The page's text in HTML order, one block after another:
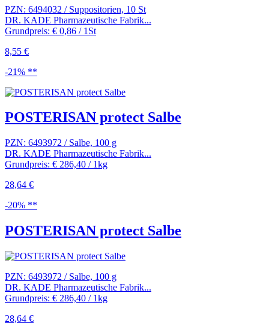
PZN: 6494032 / Suppositorien, 10 St
DR. KADE Pharmazeutische Fabrik...
Grundpreis: € 0,86 / 1St
8,55 €
-21% **
POSTERISAN protect Salbe
PZN: 6493972 / Salbe, 100 g
DR. KADE Pharmazeutische Fabrik...
Grundpreis: € 286,40 / 1kg
28,64 €
-20% **
POSTERISAN protect Salbe
PZN: 6493972 / Salbe, 100 g
DR. KADE Pharmazeutische Fabrik...
Grundpreis: € 286,40 / 1kg
28,64 €